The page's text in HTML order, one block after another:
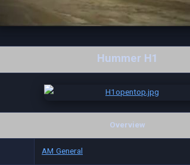
Hummer H1
Overview
AM General